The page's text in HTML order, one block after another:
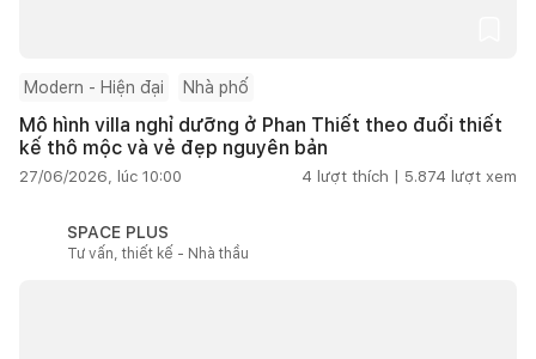
Modern - Hiện đại Nhà phố
Mô hình villa nghỉ dưỡng ở Phan Thiết theo đuổi thiết
kế thô mộc và vẻ đẹp nguyên bản
27/06/2026, lúc 10:00 4 lượt thích | 5.874 lượt xem
SPACE PLUS
Tư vấn, thiết kế - Nhà thầu